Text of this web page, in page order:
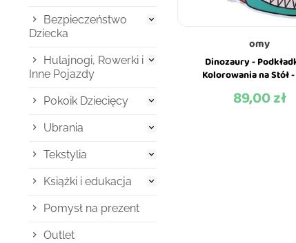
Bezpieczeństwo
Dziecka

Hulajnogi, Rowerki i
Inne Pojazdy

Pokoik Dziecięcy 
Ubrania 
Tekstylia 
Książki i edukacja 
Pomysł na prezent
Outlet
omy
Dinozaury -
Kolorowania na Stół -
Cena
89,00 zł